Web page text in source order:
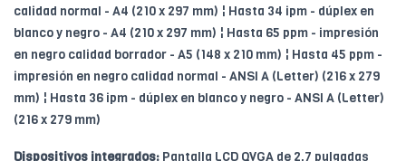
calidad normal - A4 (210 x 297 mm) ¦ Hasta 34 ipm - dúplex en
blanco y negro - A4 (210 x 297 mm) ¦ Hasta 65 ppm - impresión
en negro calidad borrador - A5 (148 x 210 mm) ¦ Hasta 45 ppm -
impresión en negro calidad normal - ANSI A (Letter) (216 x 279
mm) ¦ Hasta 36 ipm - dúplex en blanco y negro - ANSI A (Letter)
(216 x 279 mm)
Dispositivos integrados: Pantalla LCD QVGA de 2,7 pulgadas